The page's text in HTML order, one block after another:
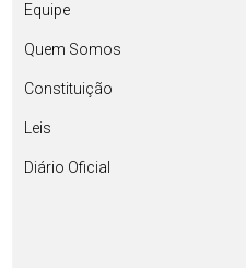
Equipe
Quem Somos
Constituição
Leis
Diário Oficial